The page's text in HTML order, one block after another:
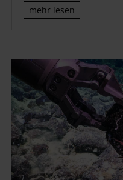
mehr lesen